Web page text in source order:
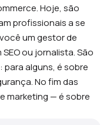
Hoje, são
profissionais a se
um gestor de
ou jornalista. São
: para alguns, é sobre
No fim das
marketing — é sobre